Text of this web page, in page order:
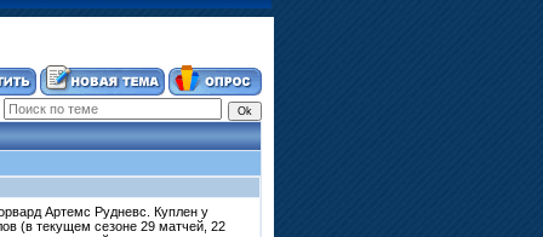
Артемс Рудневс. Куплен у
(в текущем сезоне 29 матчей, 22